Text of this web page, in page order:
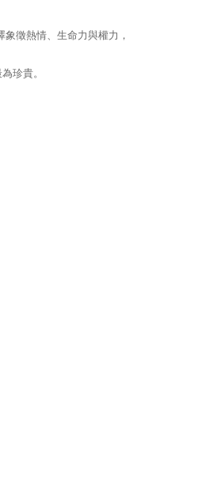
徵熱情、生命力與權力，
珍貴。